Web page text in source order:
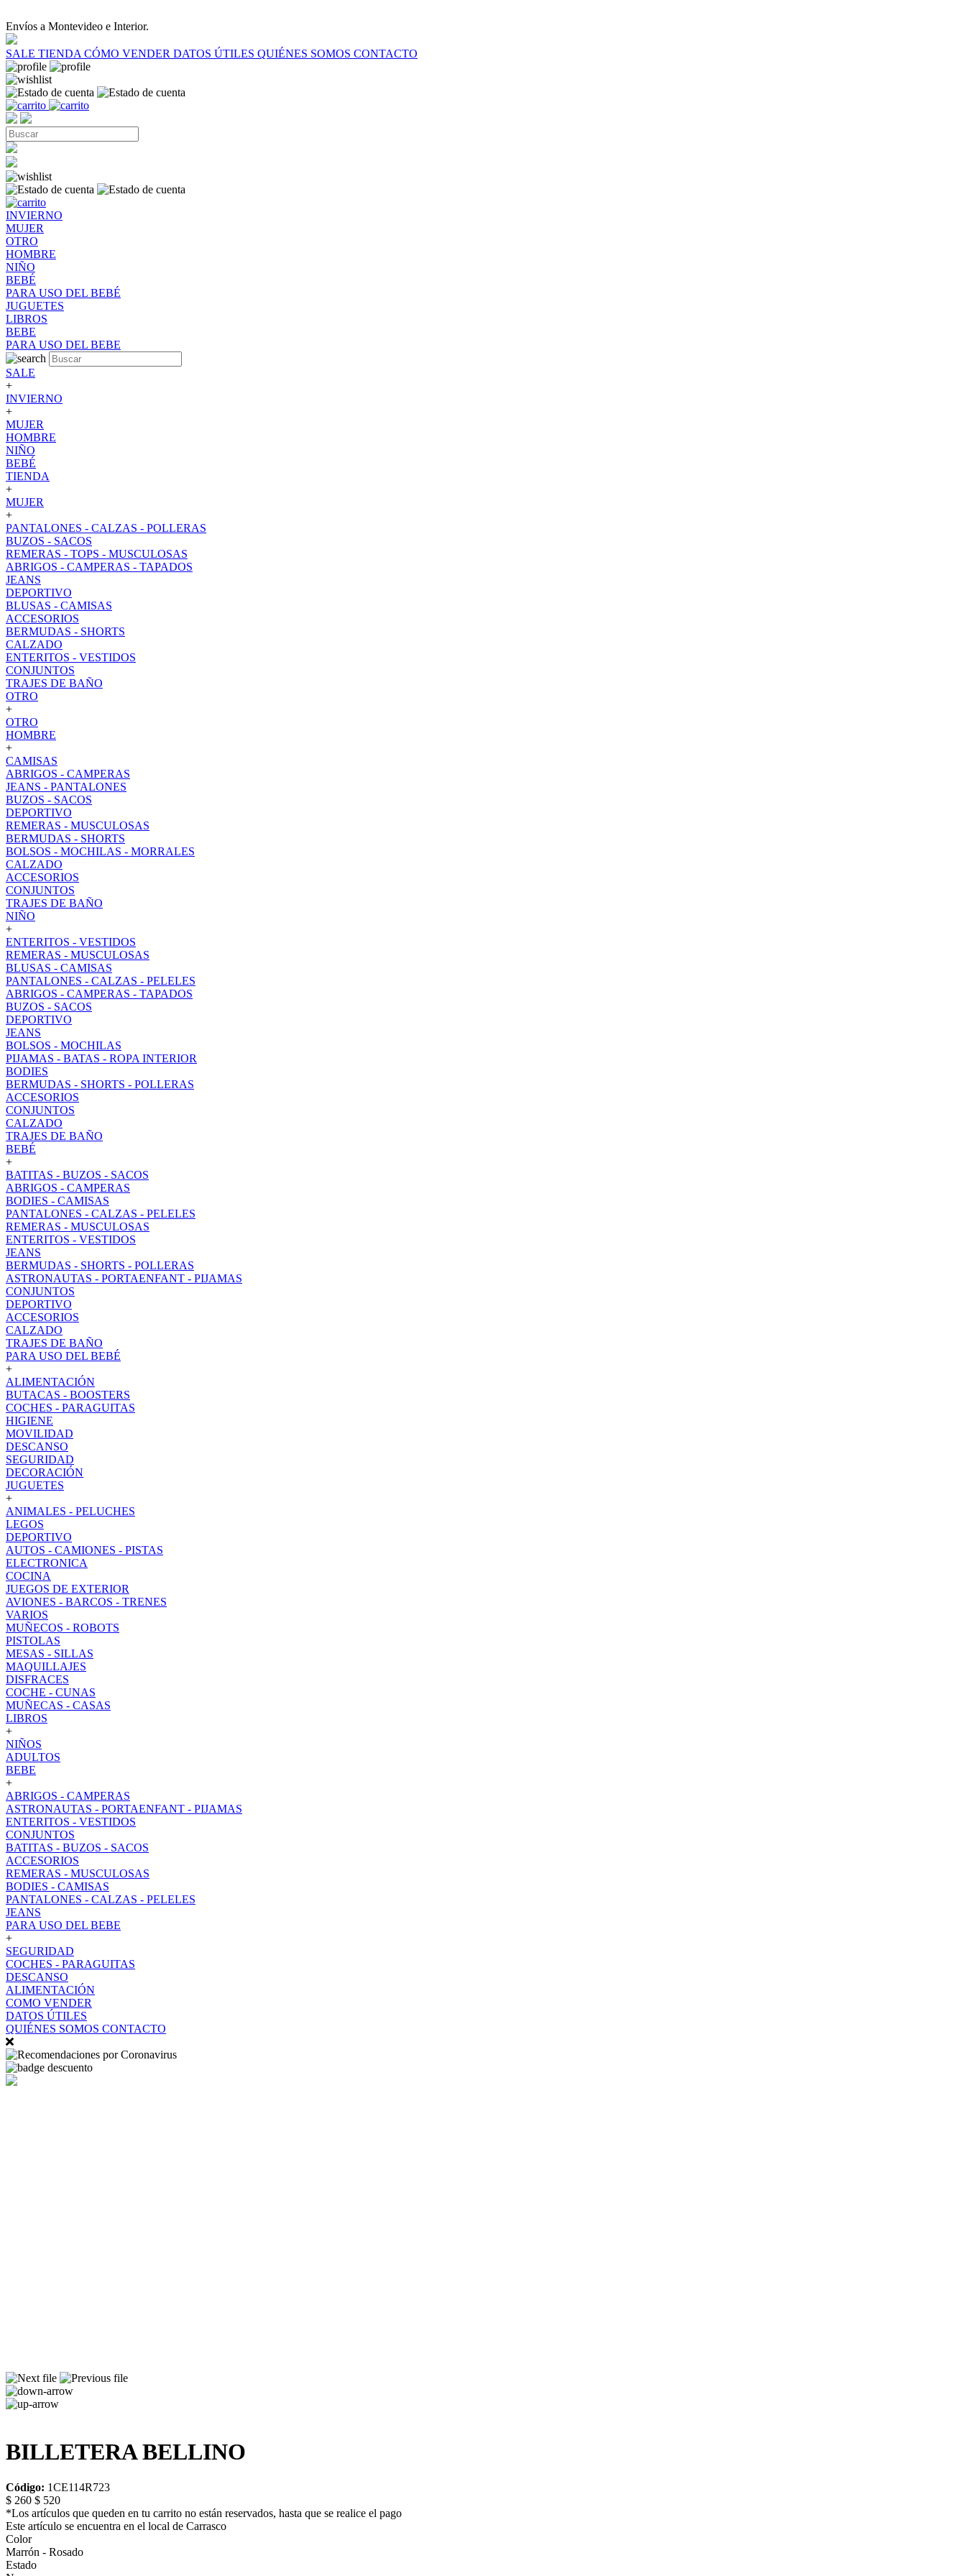
Envíos a Montevideo e Interior.
SALE TIENDA CÓMO VENDER DATOS ÚTILES QUIÉNES SOMOS CONTACTO
INVIERNO
MUJER
OTRO
HOMBRE
NIÑO
BEBÉ
PARA USO DEL BEBÉ
JUGUETES
LIBROS
BEBE
PARA USO DEL BEBE
SALE
+
INVIERNO
+
MUJER
HOMBRE
NIÑO
BEBÉ
TIENDA
+
MUJER
+
PANTALONES - CALZAS - POLLERAS
BUZOS - SACOS
REMERAS - TOPS - MUSCULOSAS
ABRIGOS - CAMPERAS - TAPADOS
JEANS
DEPORTIVO
BLUSAS - CAMISAS
ACCESORIOS
BERMUDAS - SHORTS
CALZADO
ENTERITOS - VESTIDOS
CONJUNTOS
TRAJES DE BAÑO
OTRO
+
OTRO
HOMBRE
+
CAMISAS
ABRIGOS - CAMPERAS
JEANS - PANTALONES
BUZOS - SACOS
DEPORTIVO
REMERAS - MUSCULOSAS
BERMUDAS - SHORTS
BOLSOS - MOCHILAS - MORRALES
CALZADO
ACCESORIOS
CONJUNTOS
TRAJES DE BAÑO
NIÑO
+
ENTERITOS - VESTIDOS
REMERAS - MUSCULOSAS
BLUSAS - CAMISAS
PANTALONES - CALZAS - PELELES
ABRIGOS - CAMPERAS - TAPADOS
BUZOS - SACOS
DEPORTIVO
JEANS
BOLSOS - MOCHILAS
PIJAMAS - BATAS - ROPA INTERIOR
BODIES
BERMUDAS - SHORTS - POLLERAS
ACCESORIOS
CONJUNTOS
CALZADO
TRAJES DE BAÑO
BEBÉ
+
BATITAS - BUZOS - SACOS
ABRIGOS - CAMPERAS
BODIES - CAMISAS
PANTALONES - CALZAS - PELELES
REMERAS - MUSCULOSAS
ENTERITOS - VESTIDOS
JEANS
BERMUDAS - SHORTS - POLLERAS
ASTRONAUTAS - PORTAENFANT - PIJAMAS
CONJUNTOS
DEPORTIVO
ACCESORIOS
CALZADO
TRAJES DE BAÑO
PARA USO DEL BEBÉ
+
ALIMENTACIÓN
BUTACAS - BOOSTERS
COCHES - PARAGUITAS
HIGIENE
MOVILIDAD
DESCANSO
SEGURIDAD
DECORACIÓN
JUGUETES
+
ANIMALES - PELUCHES
LEGOS
DEPORTIVO
AUTOS - CAMIONES - PISTAS
ELECTRONICA
COCINA
JUEGOS DE EXTERIOR
AVIONES - BARCOS - TRENES
VARIOS
MUÑECOS - ROBOTS
PISTOLAS
MESAS - SILLAS
MAQUILLAJES
DISFRACES
COCHE - CUNAS
MUÑECAS - CASAS
LIBROS
+
NIÑOS
ADULTOS
BEBE
+
ABRIGOS - CAMPERAS
ASTRONAUTAS - PORTAENFANT - PIJAMAS
ENTERITOS - VESTIDOS
CONJUNTOS
BATITAS - BUZOS - SACOS
ACCESORIOS
REMERAS - MUSCULOSAS
BODIES - CAMISAS
PANTALONES - CALZAS - PELELES
JEANS
PARA USO DEL BEBE
+
SEGURIDAD
COCHES - PARAGUITAS
DESCANSO
ALIMENTACIÓN
COMO VENDER
DATOS ÚTILES
QUIÉNES SOMOS CONTACTO
BILLETERA BELLINO
Código: 1CE114R723
$ 260 $ 520
*Los artículos que queden en tu carrito no están reservados, hasta que se realice el pago
Este artículo se encuentra en el local de Carrasco
Color
Marrón - Rosado
Estado